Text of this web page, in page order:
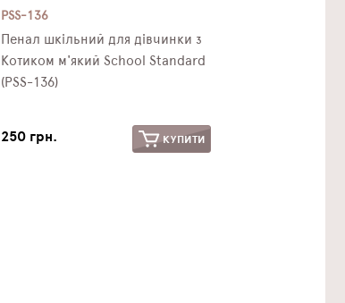
PSS-136
Пенал шкільний для дівчинки з
Котиком м'який School Standard
(PSS-136)
250 грн. КУПИТИ